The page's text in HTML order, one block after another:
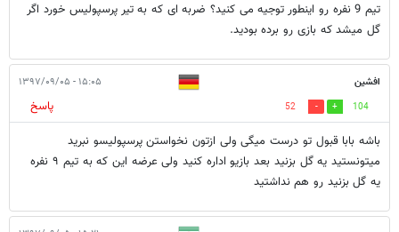
تیم 9 نفره رو اینطور توجیه می کنید؟ ضربه ای که به تیر پرسپولیس خورد اگر
گل میشد که بازی رو برده بودید.
افشین ۱۵:۰۵ - ۱۳۹۷/۰۹/۰۵
104
52
پاسخ
باشه بابا قبول تو درست میگی ولی ازتون نخواستن پرسپولیسو نبرید
میتونستید یه گل بزنید بعد بازیو اداره کنید ولی عرضه این که به تیم ۹ نفره
یه گل بزنید رو هم نداشتید